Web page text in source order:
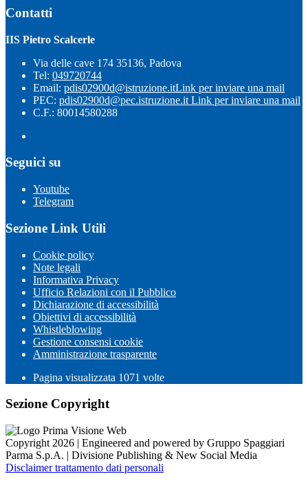
Contatti
IIS Pietro Scalcerle
Via delle cave 174 35136, Padova
Tel: 049720744
Email: pdis02900d@istruzione.itLink per inviare una mail
PEC: pdis02900d@pec.istruzione.it Link per inviare una mail
C.F.: 80014580288
Seguici su
Youtube
Telegram
Sezione Link Utili
Cookie policy
Note legali
Informativa Privacy
Ufficio Relazioni con il Pubblico
Dichiarazione di accessibilità
Obiettivi di accessibilità
Whistleblowing
Gestione consensi cookie
Amministrazione trasparente
Pagina visualizzata 1071 volte
Sezione Copyright
Copyright 2026 | Engineered and powered by Gruppo Spaggiari
Parma S.p.A. | Divisione Publishing & New Social Media
Disclaimer trattamento dati personali